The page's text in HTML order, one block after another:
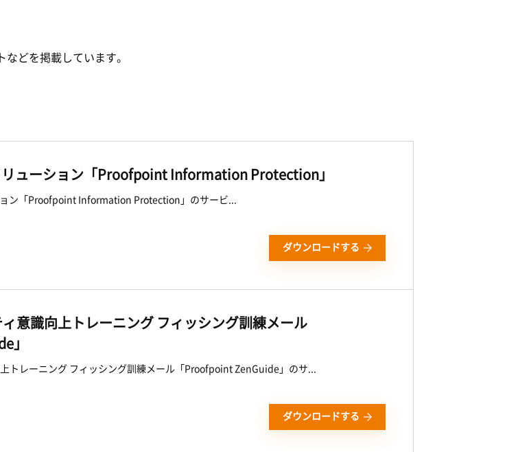
どを掲載しています。
リューション「Proofpoint Information Protection」
ン「Proofpoint Information Protection」のサービ...
ダウンロードする
意識向上トレーニング フィッシング訓練メール
」
トレーニング フィッシング訓練メール「Proofpoint ZenGuide」のサ...
ダウンロードする